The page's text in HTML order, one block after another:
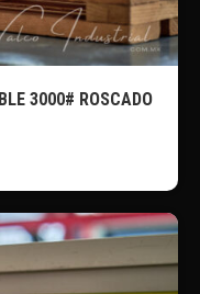
3000# ROSCADO